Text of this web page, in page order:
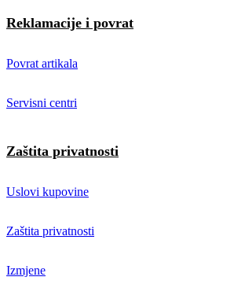
Reklamacije i povrat
Povrat artikala
Servisni centri
Zaštita privatnosti
Uslovi kupovine
Zaštita privatnosti
Izmjene